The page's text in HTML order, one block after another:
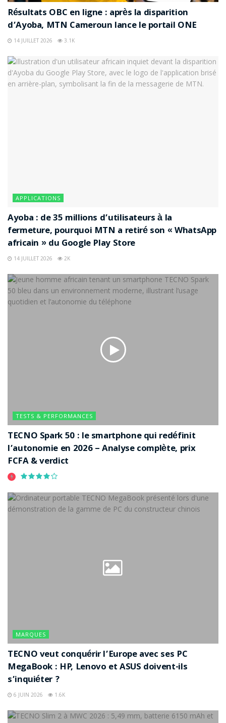
Résultats OBC en ligne : après la disparition
d’Ayoba, MTN Cameroun lance le portail ONE
14 JUILLET 2026 3.1K
APPLICATIONS
Ayoba : de 35 millions d’utilisateurs à la
fermeture, pourquoi MTN a retiré son « WhatsApp
africain » du Google Play Store
14 JUILLET 2026 2K
TESTS & PERFORMANCES
TECNO Spark 50 : le smartphone qui redéfinit
l’autonomie en 2026 – Analyse complète, prix
FCFA & verdict
MARQUES
TECNO veut conquérir l’Europe avec ses PC
MegaBook : HP, Lenovo et ASUS doivent-ils
s’inquiéter ?
6 JUIN 2026 1.6K